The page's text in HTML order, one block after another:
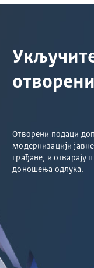
Отворени подаци
модернизацији
грађане, и отварају
доношења одлука.